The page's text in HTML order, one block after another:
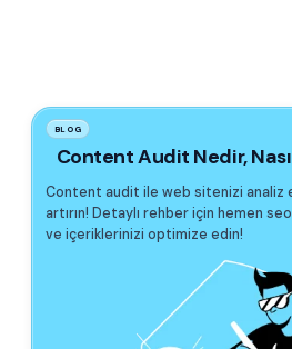
BLOG
Content Audit Nedir, Nasıl
Content audit ile web sitenizi analiz
artırın! Detaylı rehber için hemen
ve içeriklerinizi optimize edin!